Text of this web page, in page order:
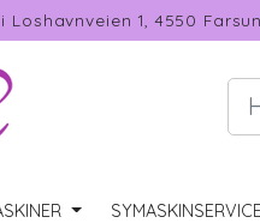
Loshavnveien 1, 4550
SYMASKINSERVICE